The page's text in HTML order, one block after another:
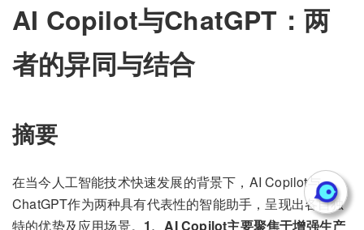
AI Copilot与ChatGPT：两
者的异同与结合
摘要
在当今人工智能技术快速发展的背景下，AI Copilot与
ChatGPT作为两种具有代表性的智能助手，呈现出各自独
特的优势及应用场景。 1、AI Copilot主要聚焦于增强生产